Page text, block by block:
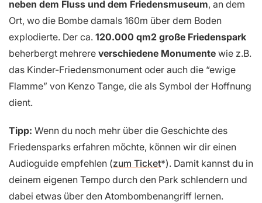
neben dem Fluss und dem Friedensmuseum, an dem
Ort, wo die Bombe damals 160m über dem Boden
explodierte. Der ca. 120.000 qm2 große Friedenspark
beherbergt mehrere verschiedene Monumente wie z.B.
das Kinder-Friedensmonument oder auch die “ewige
Flamme” von Kenzo Tange, die als Symbol der Hoffnung
dient.
Tipp: Wenn du noch mehr über die Geschichte des
Friedensparks erfahren möchte, können wir dir einen
Audioguide empfehlen (zum Ticket ). Damit kannst du in
deinem eigenen Tempo durch den Park schlendern und
dabei etwas über den Atombombenangriff lernen.